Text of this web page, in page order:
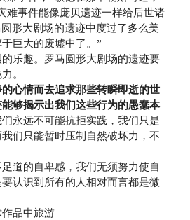
难事件能像庞贝遗迹一样给后世诸
形大剧场的遗迹中度过了多么美
巨大的废墟中了。”
乐趣。罗马圆形大剧场的遗迹要
。
心情而去追求那些转瞬即逝的世
够揭示出我们这些行为的愚蠢本
永远不可能抗拒实践，我们只是
们只能暂时压制自然破坏力，不
道的自卑感，我们无须努力使自
认识到所有的人相对而言都是微
品中旅游